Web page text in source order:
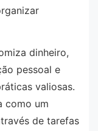
dinheiro,
pessoal e
valiosas.
como um
de tarefas